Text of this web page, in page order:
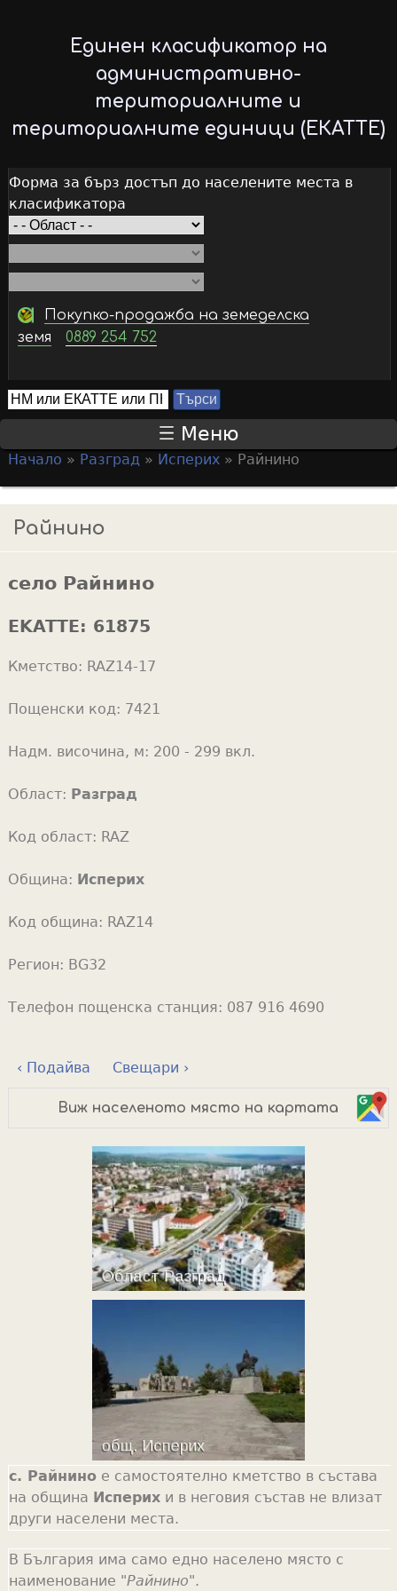
to
main
content
Единен класификатор на
административно-
териториалните и
териториалните единици (ЕКАТТЕ)
Форма за бърз достъп до населените места в
класификатора
Покупко-продажба на земеделска
земя
0889 254 752
S
e
r
c
h
f
r
m
Т
ъ
с
и
Меню
o
u
r
e
e
Начало » Разград » Исперих» Райнино
Райнино
село Райнино
EKATTE: 61875
Кметство: RAZ14-17
Пощенски код: 7421
Надм. височина, м: 200 - 299 вкл.
Област: Разград
Код област: RAZ
Община: Исперих
Код община: RAZ14
Регион: BG32
Телефон пощенска станция: 087 916 4690
‹ Подайва Свещари ›
Виж населеното място на картата
с. Райниное самостоятелно кметство в състава
на община Исперихи в неговия състав не влизат
други населени места.
В България има само едно населено място с
наименование "Райнино".